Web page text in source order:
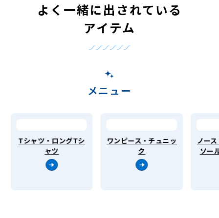
よく一緒に出されている
アイテム
メニュー
Tシャツ・ロングTシ
ャツ
ワンピース・チュニッ
ノース
ソール